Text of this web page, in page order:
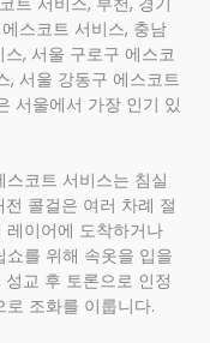
스코트 서비스, 충남
, 서울 구로구 에스코
, 서울 강동구 에스코트
서울에서 가장 인기 있
코트 서비스는 침실
콜걸은 여러 차례 절
레이어에 도착하거나
를 위해 속옷을 입을
교 후 토론으로 인정
조화를 이룹니다.